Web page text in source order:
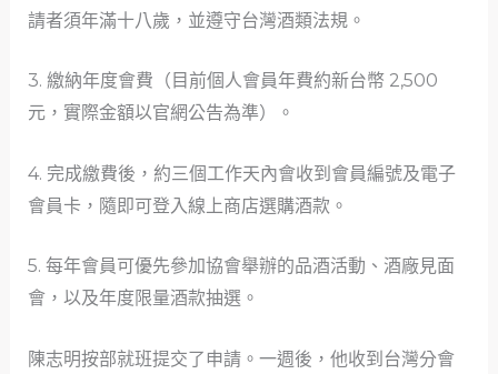
請者須年滿十八歲，並遵守台灣酒類法規。
3. 繳納年度會費（目前個人會員年費約新台幣 2,500
元，實際金額以官網公告為準）。
4. 完成繳費後，約三個工作天內會收到會員編號及電子
會員卡，隨即可登入線上商店選購酒款。
5. 每年會員可優先參加協會舉辦的品酒活動、酒廠見面
會，以及年度限量酒款抽選。
陳志明按部就班提交了申請。一週後，他收到台灣分會